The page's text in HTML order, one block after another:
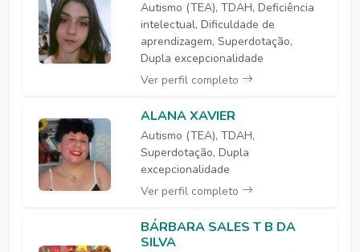
Autismo (TEA), TDAH, Deficiência
intelectual, Dificuldade de
aprendizagem, Superdotação,
Dupla excepcionalidade
Ver perfil completo
ALANA XAVIER
Autismo (TEA), TDAH,
Superdotação, Dupla
excepcionalidade
Ver perfil completo
BÁRBARA SALES T B DA
SILVA